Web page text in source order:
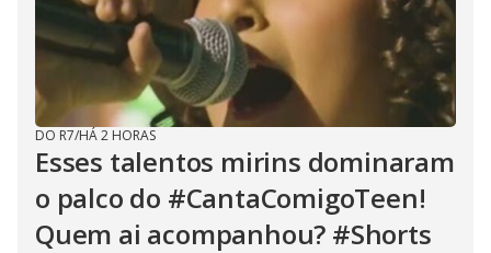
DO R7/HÁ 2 HORAS
Esses talentos mirins dominaram
o palco do #CantaComigoTeen!
Quem ai acompanhou? #Shorts